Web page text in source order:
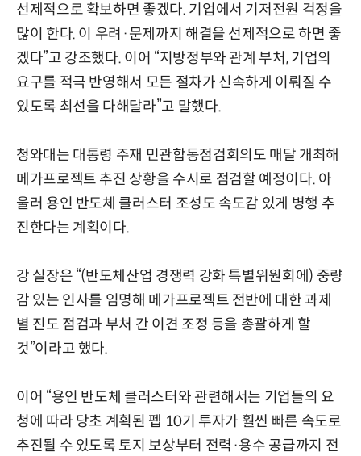
선제적으로 확보하면 좋겠다. 기업에서 기저전원 걱정을
많이 한다. 이 우려·문제까지 해결을 선제적으로 하면 좋
겠다”고 강조했다. 이어 “지방정부와 관계 부처, 기업의
요구를 적극 반영해서 모든 절차가 신속하게 이뤄질 수
있도록 최선을 다해달라”고 말했다.
청와대는 대통령 주재 민관합동점검회의도 매달 개최해
메가프로젝트 추진 상황을 수시로 점검할 예정이다. 아
울러 용인 반도체 클러스터 조성도 속도감 있게 병행 추
진한다는 계획이다.
강 실장은 “(반도체산업 경쟁력 강화 특별위원회에) 중량
감 있는 인사를 임명해 메가프로젝트 전반에 대한 과제
별 진도 점검과 부처 간 이견 조정 등을 총괄하게 할
것”이라고 했다.
이어 “용인 반도체 클러스터와 관련해서는 기업들의 요
청에 따라 당초 계획된 펩 10기 투자가 훨씬 빠른 속도로
추진될 수 있도록 토지 보상부터 전력·용수 공급까지 전